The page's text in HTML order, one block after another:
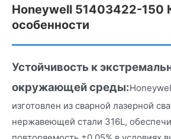
Honeywell 51403422-150
особенности
Устойчивость к
окружающей среды:
изготовлен из сварной лазерной
нержавеющей стали 316L,